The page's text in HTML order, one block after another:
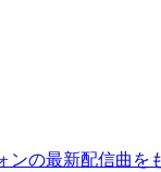
ンの最新配信曲を